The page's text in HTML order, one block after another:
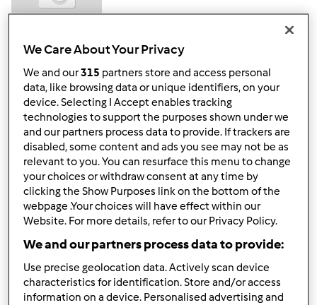
Qui, 2013-09-12 01:07
eu não acredito no que a minha bimby me fez... estou
profundamente chatiada com isto e chatiei-me com elas
as duas... pois.... não percebem nada.... passo a explicar...a
mais de um ano que no meu quarto mora uma balança
linda, sempre que os meus 2 pezinhos se colocavam em
cima dela era simpatica comigo dizendo-me sempre uns
numeros entre os 50/52kg algo que me animava
sempremas, recentemente tudo mudou....desde que a
bimby entrou cá em casa criou-se uma rivalidade entre
elas... cerca de uma semana depois de a minha biboncas
ter sido contratada para a minha cozinha a balança
respondeu-me mal: marcou 53Kg, :mixie-crying: olhei de
lado para a ela avisei a bimby do que se passava, ela
prometeu ter mais cuidado com o que me ia dar para
We Care About Your Privacy
We and our315 partners store and access personal
data, like browsing data or unique identifiers, on your
device. Selecting I Accept enables tracking
technologies to support the purposes shown under we
and our partners process data to provide. If trackers are
disabled, some content and ads you see may not be as
relevant to you. You can resurface this menu to change
your choices or withdraw consent at any time by
clicking the Show Purposes link on the bottom of the
webpage .Your choices will have effect within our
Website. For more details, refer to our Privacy Policy.
We and our partners process data to provide:
Use precise geolocation data. Actively scan device
characteristics for identification. Store and/or access
information on a device. Personalised advertising and